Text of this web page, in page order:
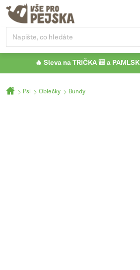
Přejít
obsah
🔥 Sleva na TRIČKA 🎒 a
Domů
Psi Oblečky Bundy